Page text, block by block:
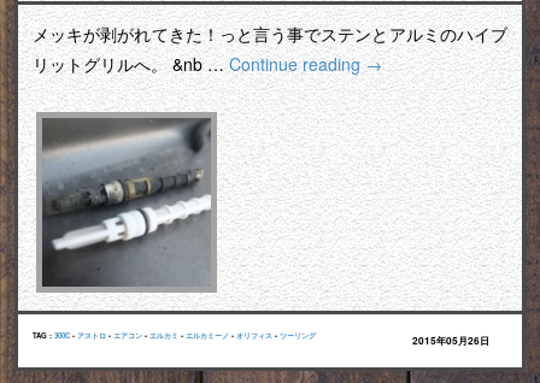
メッキが剥がれてきた！っと言う事でステンとアルミのハイブ
リットグリルへ。 &nb …Continue reading→
TAG : 300C • アストロ • エアコン • エルカミ • エルカミーノ • オリフィス • ツーリング 2015年05月26日